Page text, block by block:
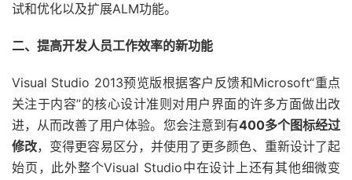
试和优化以及扩展ALM功能。
二、提高开发人员工作效率的新功能
Visual Studio 2013预览版根据客户反馈和Microsoft“重点
关注于内容”的核心设计准则对用户界面的许多方面做出改
进，从而改善了用户体验。您会注意到有400多个图标经过
修改，变得更容易区分，并使用了更多颜色、重新设计了起
始页，此外整个Visual Studio中在设计上还有其他细微变